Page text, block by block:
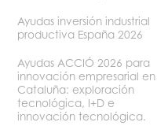
Ayudas inversión industrial
productiva España 2026
Ayudas ACCIÓ 2026 para
innovación empresarial en
Cataluña: exploración
tecnológica, I+D e
innovación tecnológica.